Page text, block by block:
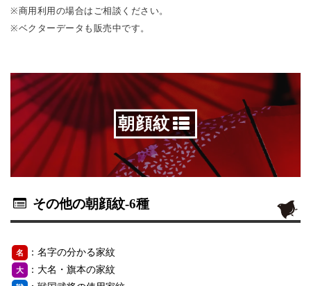
※商用利用の場合はご相談ください。
※ベクターデータも販売中です。
朝顔紋
その他の朝顔紋-6種
名 ：名字の分かる家紋
大 ：大名・旗本の家紋